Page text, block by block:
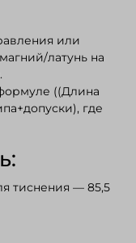
или
латунь на
((Длина
где
тиснения — 85,5